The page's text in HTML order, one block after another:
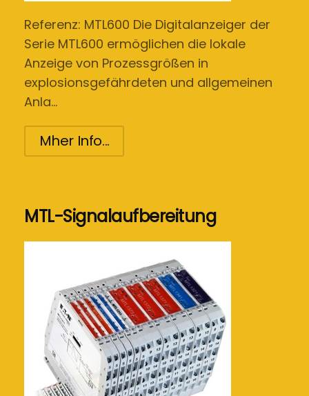
Referenz: MTL600 Die Digitalanzeiger der
Serie MTL600 ermöglichen die lokale
Anzeige von Prozessgrößen in
explosionsgefährdeten und allgemeinen
Anla…
Mher Info...
MTL-Signalaufbereitung